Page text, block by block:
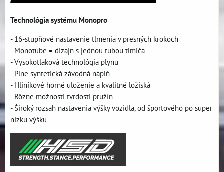
Technológia systému Monopro
- 16-stupňové nastavenie tlmenia v presných krokoch
- Monotube = dizajn s jednou tubou tlmiča
- Vysokotlaková technológia plynu
- Plne syntetická závodná náplň
- Hliníkové horné uloženie a kvalitné ložiská
- Rôzne možnosti tvrdosti pružín
- Široký rozsah nastavenia výšky vozidla, od športového po super
nízku výšku